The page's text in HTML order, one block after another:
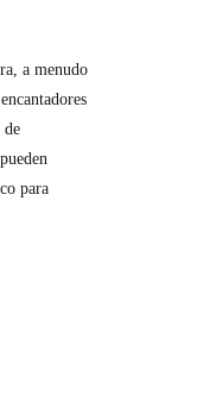
a menudo
de
para